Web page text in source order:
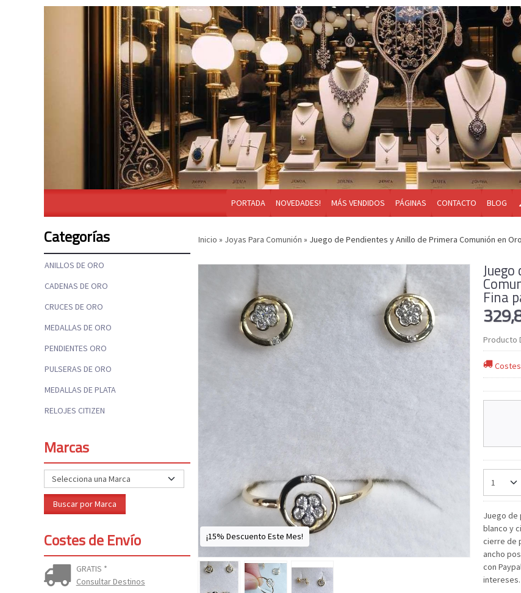
PORTADA NOVEDADES! MÁS VENDIDOS PÁGINAS CONTACTO BLOG
Categorías
ANILLOS DE ORO
CADENAS DE ORO
CRUCES DE ORO
MEDALLAS DE ORO
PENDIENTES ORO
PULSERAS DE ORO
MEDALLAS DE PLATA
RELOJES CITIZEN
Marcas
Costes de Envío
GRATIS *
Consultar Destinos
Inicio » Joyas Para Comunión » Juego de Pendientes y Anillo de Primera Comunión en
¡15% Descuento Este Mes!
Fina
Producto
Juego de
blanco y
cierre de
ancho
con
intereses.